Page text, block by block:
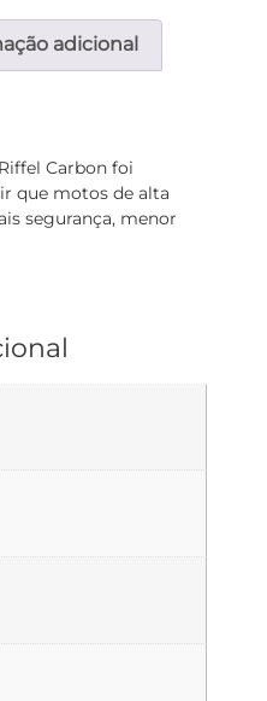
adicional
Carbon foi
que motos de alta
segurança, menor